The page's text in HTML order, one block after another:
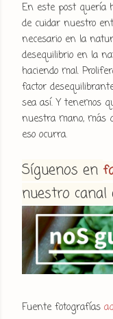
En este post quería
de cuidar nuestro
necesario en la
desequilibrio en la
haciendo mal.
factor
sea así. Y tenemos
nuestra mano, más
eso ocurra.
Síguenos en
nuestro canal
Fuente fotografías